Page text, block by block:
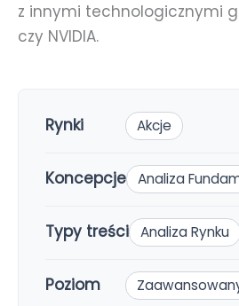
z innymi technologicznymi
czy NVIDIA.
Rynki Akcje
Koncepcje Analiza
Typy treści Analiza Rynku
Poziom